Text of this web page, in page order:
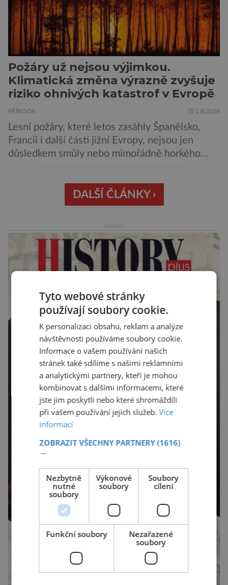
Požáry už nejsou výjimkou.
Klimatická změna výrazně zvyšuje
riziko ohnivých katastrof v Evropě
PŘÍRODA 1.8.2026
Lesní požáry, které letos zasáhly Španělsko,
Francii i další části jižní Evropy, nejsou jen
důsledkem smůly nebo mimořádně horkého
klimatická změna zásadně zvyšuje
pravděpodobnost vzniku podmínek, ve kterých
zvladatelný. Vědci analyzovali kombinaci
vysokých teplot, dlouhodobého […]
DALŠÍ ČLÁNKY ›
Tyto webové stránky
používají soubory cookie.
K personalizaci obsahu, reklam a analýze
návštěvnosti používáme soubory cookie.
Informace o vašem používání našich
stránek také sdílíme s našimi reklamními
a analytickými partnery, kteří je mohou
kombinovat s dalšími informacemi, které
jste jim poskytli nebo které shromáždili
při vašem používání jejich služeb.Více
informací
ZOBRAZIT VŠECHNY PARTNERY(1616)
→
Nezbytně
nutné
soubory
Výkonové
soubory
Soubory
cílení
Funkční soubory
Nezařazené
soubory